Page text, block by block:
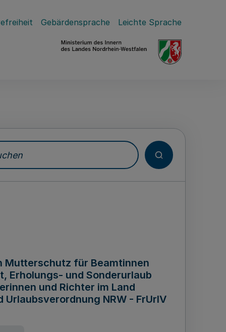
Gebärdensprache Leichte Sprache
Mutterschutz für Beamtinnen
Erholungs- und Sonderurlaub
und Richter im Land
NRW - FrUrlV